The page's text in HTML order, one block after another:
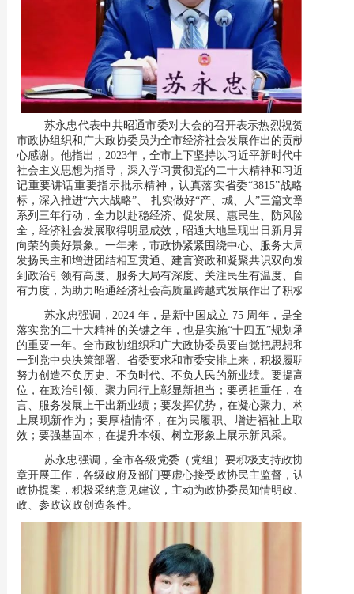
苏永忠代表中共昭通市委对大会的召开表示热烈祝贺，对全
市政协组织和广大政协委员为全市经济社会发展作出的贡献表示衷
心感谢。他指出， 2023年，全市上下坚持以习近平新时代中国特色
社会主义思想为指导，深入学习贯彻党的二十大精神和习近平总书
记重要讲话重要指示批示精神，认真落实省委“3815”战略发展目
标，深入推进“六大战略”、 扎实做好“产、城、人”三篇文章，实施
系列三年行动，全力以赴稳经济、促发展、惠民生、防风险、保安
全，经济社会发展取得明显成效，昭通大地呈现出日新月异、欣欣
向荣的美好景象。一年来，市政协紧紧围绕中心、服务大局，坚持
发扬民主和增进团结相互贯通、建言资政和凝聚共识双向发力，做
到政治引领有高度、服务大局有深度、关注民生有温度、自身建设
有力度，为助力昭通经济社会高质量跨越式发展作出了积极贡献。
苏永忠强调，2024 年，是新中国成立 75 周年，是全面贯彻
落实党的二十大精神的关键之年，也是实施“十四五”规划承上启下
的重要一年。全市政协组织和广大政协委员要自觉把思想和行动统
一到党中央决策部署、省委要求和市委安排上来，积极履职尽责，
努力创造不负历史、不负时代、不负人民的新业绩。要提高政治站
位，在政治引领、聚力同行上彰显新担当；要勇担重任，在资政建
言、服务发展上干出新业绩；要发挥优势，在凝心聚力、构建和谐
上展现新作为；要厚植情怀，在为民履职、增进福祉上取得新成
效；要强基固本，在提升本领、树立形象上展示新风采。
苏永忠强调，全市各级党委（党组）要积极支持政协依法依
章开展工作，各级政府及部门要虚心接受政协民主监督，认真办理
政协提案，积极采纳意见建议，主动为政协委员知情明政、建言资
政、参政议政创造条件。